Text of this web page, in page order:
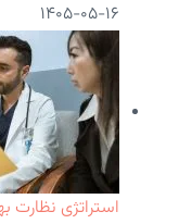
۱۴۰۵-۰۵-۱۶
استراتژی نظارت